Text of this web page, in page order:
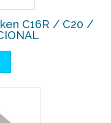
C16R / C20 /